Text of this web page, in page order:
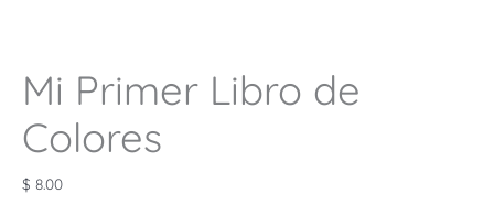
Mi Primer Libro de
Colores
$ 8.00